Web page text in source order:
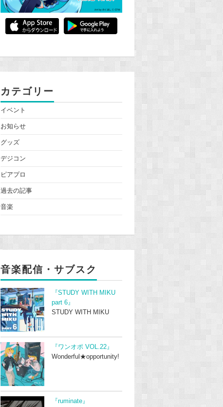
カテゴリー
イベント
お知らせ
グッズ
デジコン
ピアプロ
過去の記事
音楽
音楽配信・サブスク
『STUDY WITH MIKU
part 6』
STUDY WITH MIKU
『ワンオポ VOL.22』
Wonderful★opportunity!
『ruminate』